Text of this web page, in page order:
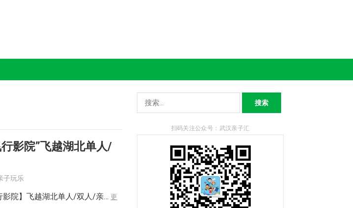
影院”飞越湖北单人/
子玩乐
影院】飞越湖北单人/双人/亲… 更
索：
扫码关注公众号：武汉亲子汇